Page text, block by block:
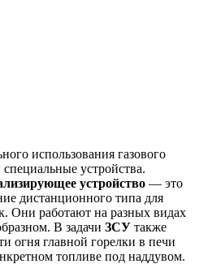
использования газового
устройства.
устройство — это
дистанционного типа для
Они работают на разных видах
В задачи ЗСУ также
огня главной горелки в печи
топливе под наддувом.